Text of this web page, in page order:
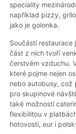
speciality
například pizzy,
jako je golonka.
Součástí
část z nich tvoří
čerstvém vzduchu.
které pojme nejen
nebo autobusy, což
pro skupinové
také možností
flexibilitou v
hotovosti, eur i